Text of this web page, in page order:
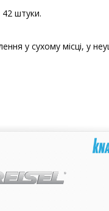
42 штуки.
у сухому місці, у